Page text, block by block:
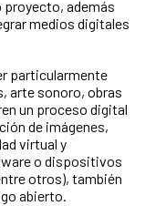
además
medios digitales
particularmente
arte sonoro, obras
un proceso digital
de imágenes,
virtual y
o dispositivos
otros), también
abierto.